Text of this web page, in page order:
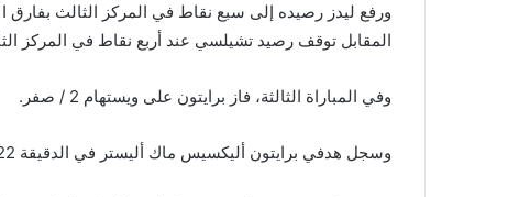
ورفع ليدز رصيده إلى سبع نقاط في المركز الثالث بفارق
المقابل توقف رصيد تشيلسي عند أربع نقاط في المركز
وفي المباراة الثالثة، فاز برايتون على ويستهام 2 / صفر.
وسجل هدفي برايتون أليكسيس ماك أليستر في الدقيقة 22 من ركلة جزاء ولياندرو تروسارد في الدقيقة 66.